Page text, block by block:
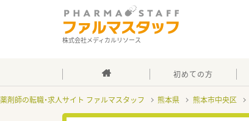
株式会社メディカルリソース
初めての方
薬剤師の転職・求人サイト ファルマスタッフ 熊本県 熊本市中央区